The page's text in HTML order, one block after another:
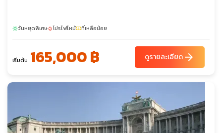
Monastery - มัสยิดสุลตานมูรัดที่สอง - หอคอย Ganica Kula -
จัตุรัสสแกนเดนเบก - อาคารรัฐสภา - หอนาฬิกาประจำเมือง - ถ้ำ
กาดิเม - จัตุรัสมาซิโดเนีย - อนุสาวรีย์อเล็กซานเดอร์มหาราช - ประตู
ชัยแห่งมาซิโดเนีย - อนุสรณ์สถานของแม่พระเทเรซา - สะพานหิน -
มัสยิดคาร์ชิ - เมืองโบราณเฮียราคลี ลินเคสทิส - โบสถ์เซนต์โจวาน
คานิโอ - อารามเซนต์นาอูม - ปราสาทแอลบาซาน - โบสถ์เซ็นต์แมรี่ -
มัสยิดกษัตริย์ - จัตุรัสสแกนเดอเบก - หอคอยนาฬิกา - มัสยิดเอท
เฮม เบย์ - ขึ้นเคเบิ้ลคาร์สู่ยอดเขาดัจติ - ปราสาทแห่งครูเปีย - ปานด
อร์ฟเอาท์เลต - พิพิธภัณฑ์ประวัติศาสตร์คุนสท์
sunnyวันหยุดพิเศษlocal_fire_departmentโปรไฟไหม้confirmation_numberที่เหลือน้อย
เริ่มต้น 165,000 ฿ ดูรายละเอียดarrow_forward